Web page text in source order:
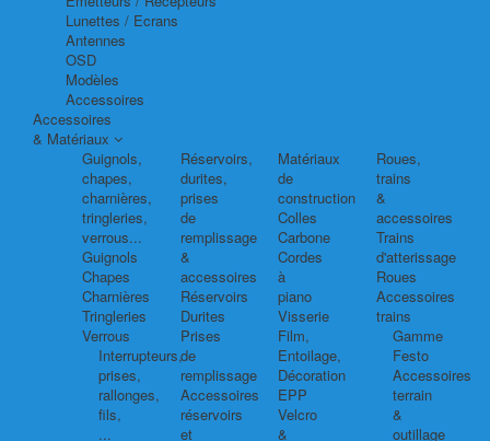
Lunettes / Ecrans
Antennes
OSD
Modèles
Accessoires
Accessoires
& Matériaux
Guignols,
chapes,
charnières,
tringleries,
verrous...
Guignols
Chapes
Charnières
Tringleries
Verrous
Interrupteurs,
prises,
rallonges,
fils,
...
Réservoirs,
durites,
prises
de
remplissage
&
accessoires
Réservoirs
Durites
Prises
de
remplissage
Accessoires
réservoirs
et
Matériaux
de
construction
Colles
Carbone
Cordes
à
piano
Visserie
Film,
Entoilage,
Décoration
EPP
Velcro
&
Roues,
trains
&
accessoires
Trains
d'atterissage
Roues
Accessoires
trains
Gamme
Festo
Accessoires
terrain
&
outillage